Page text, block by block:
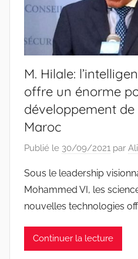
M. Hilale:
offre un énorme
développement de
Maroc
Publié le 30/09/2021 par
Sous le leadership
Mohammed VI, les
nouvelles technologies
Continuer la lecture